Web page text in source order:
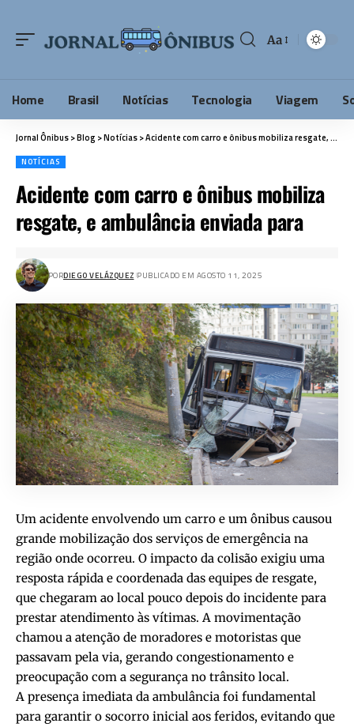
Aa
Home Brasil Notícias Tecnologia Viagem
Jornal Ônibus>Blog >Notícias>Acidente com carro e ônibus mobiliza resgate, e ambulância enviada para
NOTÍCIAS
Acidente com carro e ônibus mobiliza
resgate, e ambulância enviada para
PORDIEGO VELÁZQUEZ PUBLICADO EM AGOSTO 11, 2025
Um acidente envolvendo um carro e um ônibus causou
grande mobilização dos serviços de emergência na
região onde ocorreu. O impacto da colisão exigiu uma
resposta rápida e coordenada das equipes de resgate,
que chegaram ao local pouco depois do incidente para
prestar atendimento às vítimas. A movimentação
chamou a atenção de moradores e motoristas que
passavam pela via, gerando congestionamento e
preocupação com a segurança no trânsito local.
A presença imediata da ambulância foi fundamental
para garantir o socorro inicial aos feridos, evitando que